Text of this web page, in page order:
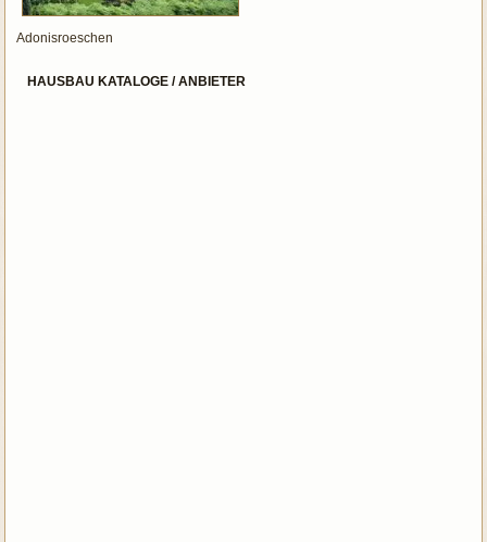
Adonisroeschen
HAUSBAU KATALOGE / ANBIETER